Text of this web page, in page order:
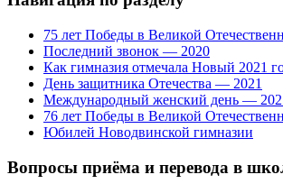
75 лет Победы в Великой
Последний звонок — 2020
Как гимназия отмечала Новый 2021
День защитника Отечества — 2021
Международный женский день —
76 лет Победы в Великой
Юбилей Новодвинской гимназии
Вопросы приёма и перевода в